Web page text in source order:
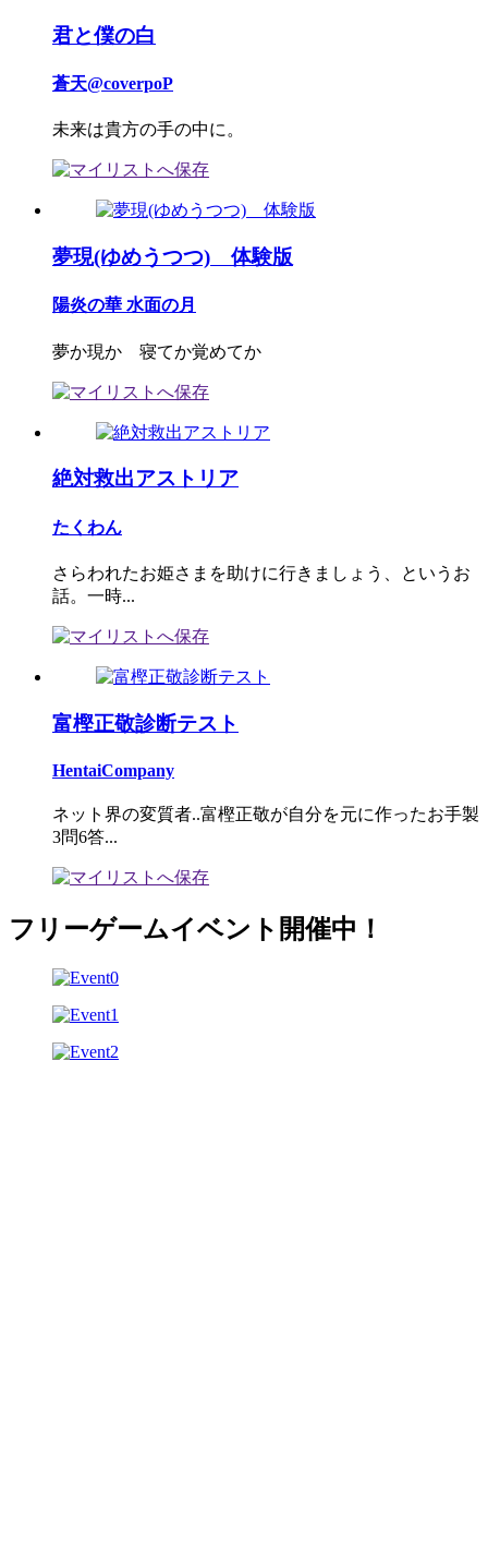
君と僕の白
蒼天@coverpoP
未来は貴方の手の中に。
夢現(ゆめうつつ) 体験版
陽炎の華 水面の月
夢か現か 寝てか覚めてか
絶対救出アストリア
たくわん
さらわれたお姫さまを助けに行きましょう、というお
話。一時...
富樫正敬診断テスト
HentaiCompany
ネット界の変質者..富樫正敬が自分を元に作ったお手製
3問6答...
フリーゲームイベント開催中！